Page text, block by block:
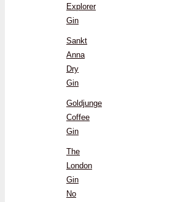
Explorer
Gin
Sankt
Anna
Dry
Gin
Goldjunge
Coffee
Gin
The
London
Gin
No